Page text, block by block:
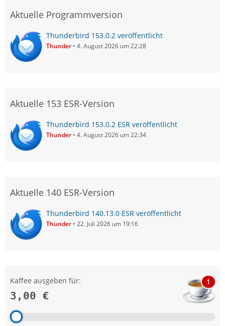
Aktuelle Programmversion
Thunderbird 153.0.2 veröffentlicht
Thunder 4. August 2026 um 22:28
Aktuelle 153 ESR-Version
Thunderbird 153.0.2 ESR veröffentlicht
Thunder 4. August 2026 um 22:34
Aktuelle 140 ESR-Version
Thunderbird 140.13.0 ESR veröffentlicht
Thunder 22. Juli 2026 um 19:16
Kaffee ausgeben für:
3,00 €
1